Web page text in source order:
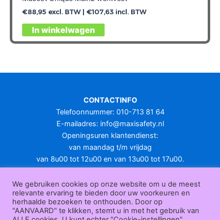
€88,95excl. BTW | €107,63incl. BTW
In winkelwagen
Dit
product
variaties.
optie
gekozen
worden
op
de
productpagina
CONTACTINFO
Telefoonnummer: 010-713 81 64
E-mailadres: info@maxisafety.nl
Openingsuren klantendienst:
van maandag t/m vrijdag
van 8u00 tot 12u00 en van 13u00 tot 17u00.
KLANTENSERVICE
Over
ons|Bedrijfsgegevens| F.A.Q.|Bestelprocedure | Betaling
ending | Retourneren|Herroepingsrecht|Herroepingsfunctie
We gebruiken cookies op onze website om u de meest
relevante ervaring te bieden door uw voorkeuren en
herhaalde bezoeken te onthouden. Door op
"AANVAARD" te klikken, stemt u in met het gebruik van